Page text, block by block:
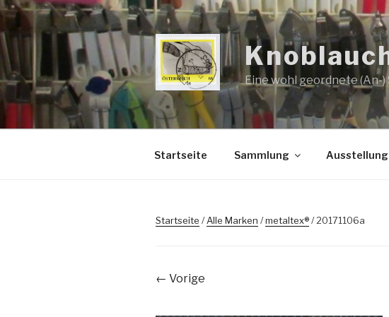
Zum
Inhalt
springen
Eine wohl geordnete (An-)
Startseite Sammlung Ausstellung
Startseite /Alle Marken /metaltex®/ 20171106a
← Vorige